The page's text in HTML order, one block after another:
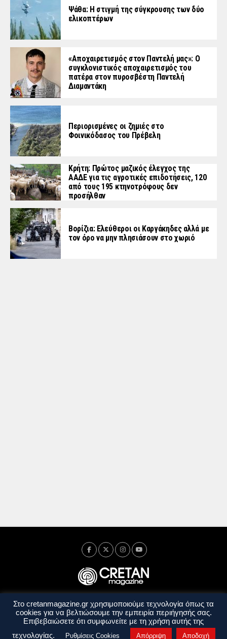
Ψάθα: Η στιγμή της σύγκρουσης των δύο
ελικοπτέρων
«Aποχαιρετισμός στον Παντελή μας»: Ο
συγκλονιστικός αποχαιρετισμός του
πατέρα στον πυροσβέστη Παντελή
Διαμαντάκη
Περιορισμένες οι ζημιές στο
Φοινικόδασος του Πρέβελη
Κρήτη: Πρώτος μαζικός έλεγχος της
ΑΑΔΕ για τις αγροτικές επιδοτήσεις, 120
από τους 195 κτηνοτρόφους δεν
προσήλθαν
Βορίζια: Ελεύθεροι οι Καργάκηδες αλλά με
τον όρο να μην πλησιάσουν στο χωριό
Ταυτότητα Πολιτική Απορρήτου
Όροι Χρήσης
Όροι και Προϋποθέσεις
Copyright © 2014 - 2026 Cretanmagazine. All rights reserved. byj. bitsakakis
Στο cretanmagazine.gr χρησιμοποιούμε τεχνολογία όπως τα
cookies για να βελτιώσουμε την εμπειρία περιήγησής σας.
Επιβεβαιώσετε ότι συμφωνείτε με τη χρήση αυτής της
τεχνολογίας.
Ρυθμίσεις Cookies Απόρριψη Αποδοχή